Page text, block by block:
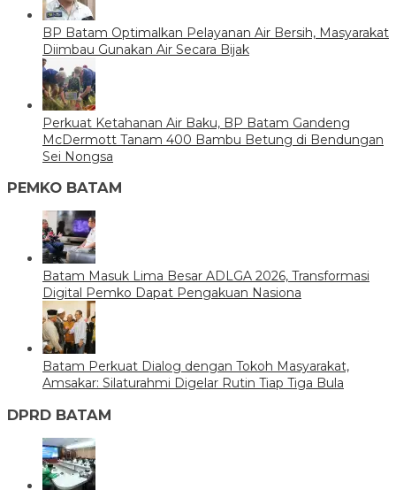
BP Batam Optimalkan Pelayanan Air Bersih, Masyarakat
Diimbau Gunakan Air Secara Bijak
Perkuat Ketahanan Air Baku, BP Batam Gandeng
McDermott Tanam 400 Bambu Betung di Bendungan
Sei Nongsa
PEMKO BATAM
Batam Masuk Lima Besar ADLGA 2026, Transformasi
Digital Pemko Dapat Pengakuan Nasiona
Batam Perkuat Dialog dengan Tokoh Masyarakat,
Amsakar: Silaturahmi Digelar Rutin Tiap Tiga Bula
DPRD BATAM